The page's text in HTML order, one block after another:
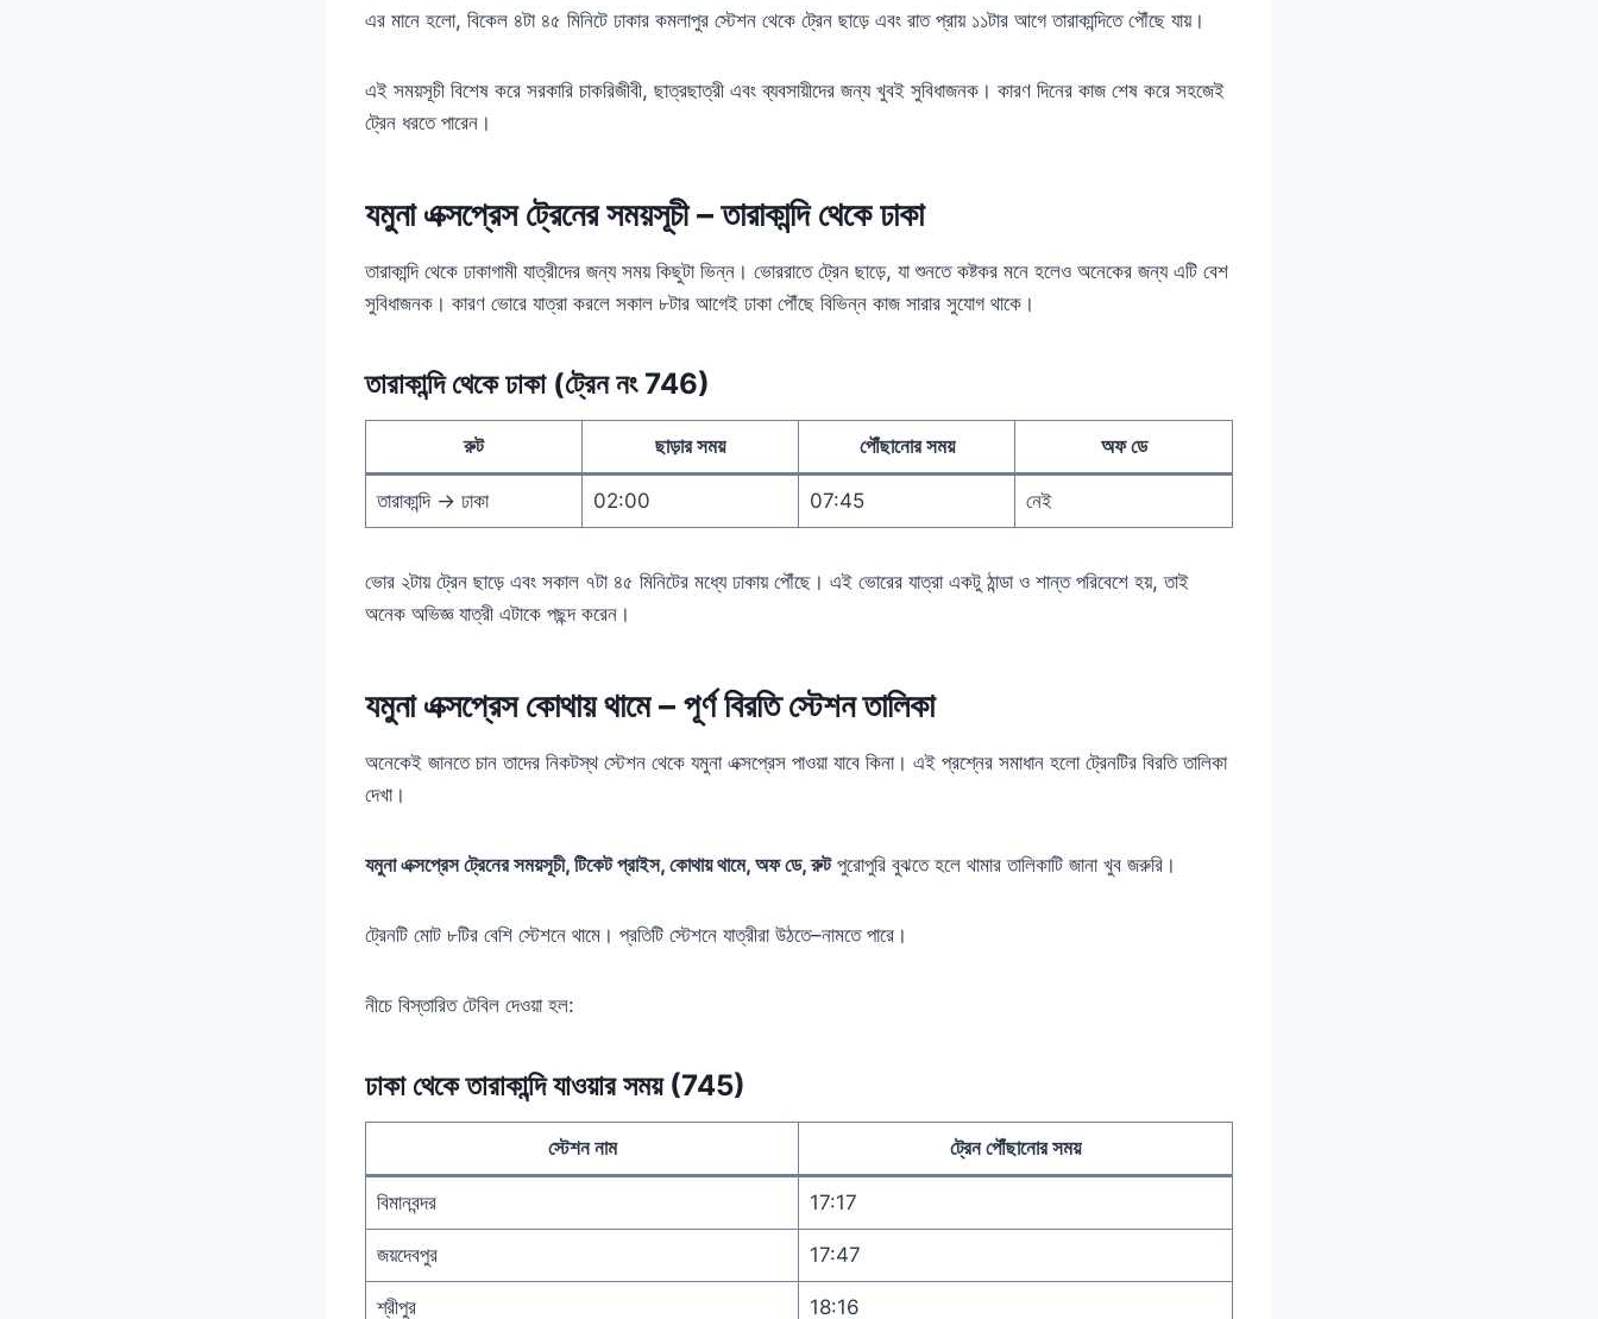
এর মানে হলো, বিকেল ৪টা ৪৫ মিনিটে ঢাকার কমলাপুর স্টেশন থেকে ট্রেন ছাড়ে এবং রাত প্রায় ১১টার আগে তারাকান্দিতে পৌঁছে যায়।
এই সময়সূচী বিশেষ করে সরকারি চাকরিজীবী, ছাত্রছাত্রী এবং ব্যবসায়ীদের জন্য খুবই সুবিধাজনক। কারণ দিনের কাজ শেষ করে সহজেই
ট্রেন ধরতে পারেন।
যমুনা এক্সপ্রেস ট্রেনের সময়সূচী – তারাকান্দি থেকে ঢাকা
তারাকান্দি থেকে ঢাকাগামী যাত্রীদের জন্য সময় কিছুটা ভিন্ন। ভোররাতে ট্রেন ছাড়ে, যা শুনতে কষ্টকর মনে হলেও অনেকের জন্য এটি বেশ
সুবিধাজনক। কারণ ভোরে যাত্রা করলে সকাল ৮টার আগেই ঢাকা পৌঁছে বিভিন্ন কাজ সারার সুযোগ থাকে।
তারাকান্দি থেকে ঢাকা (ট্রেন নং 746)
রুট ছাড়ার সময় পৌঁছানোর সময় অফ ডে
তারাকান্দি → ঢাকা 02:00 07:45 নেই
ভোর ২টায় ট্রেন ছাড়ে এবং সকাল ৭টা ৪৫ মিনিটের মধ্যে ঢাকায় পৌঁছে। এই ভোরের যাত্রা একটু ঠান্ডা ও শান্ত পরিবেশে হয়, তাই
অনেক অভিজ্ঞ যাত্রী এটাকে পছন্দ করেন।
যমুনা এক্সপ্রেস কোথায় থামে – পূর্ণ বিরতি স্টেশন তালিকা
অনেকেই জানতে চান তাদের নিকটস্থ স্টেশন থেকে যমুনা এক্সপ্রেস পাওয়া যাবে কিনা। এই প্রশ্নের সমাধান হলো ট্রেনটির বিরতি তালিকা
দেখা।
যমুনা এক্সপ্রেস ট্রেনের সময়সূচী, টিকেট প্রাইস, কোথায় থামে, অফ ডে, রুটপুরোপুরি বুঝতে হলে থামার তালিকাটি জানা খুব জরুরি।
ট্রেনটি মোট ৮টির বেশি স্টেশনে থামে। প্রতিটি স্টেশনে যাত্রীরা উঠতে–নামতে পারে।
নীচে বিস্তারিত টেবিল দেওয়া হল:
ঢাকা থেকে তারাকান্দি যাওয়ার সময় (745)
স্টেশন নাম ট্রেন পৌঁছানোর সময়
বিমানবন্দর 17:17
জয়দেবপুর 17:47
শ্রীপুর 18:16